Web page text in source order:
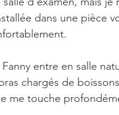
dans une pièce
entre en salle
chargés de
me touche